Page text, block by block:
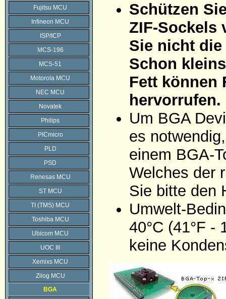
Fujitsu MCU
Infineon MCU
ISP/ICP
MCS-196
MCS-51
Motorola MCU
NEC MCU
Novatek
Philips
PICmicro
PLD
PSD
Renesas MCU
ST MCU
TI (TMS) MCU
Toshiba MCU
Ubicom MCU
UOC III
Xemixs MCU
Zilog MCU
BGA
Schützen
ZIF-Sockels
Sie nicht
Schon
Fett können
hervorrufen.
Um BGA
es
einem BGA-
Welches der
Sie bitte den
Umwelt-
40°C (41°F -
keine